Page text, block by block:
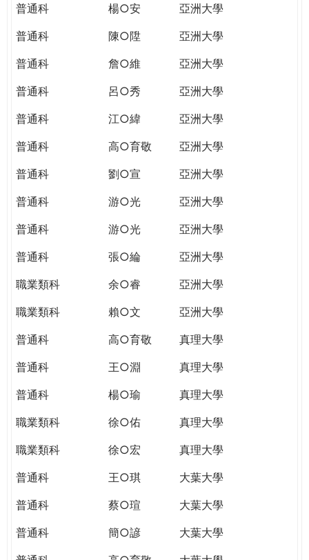
普通科
楊○安
亞洲大學
普通科
陳○陞
亞洲大學
普通科
詹○維
亞洲大學
普通科
呂○秀
亞洲大學
普通科
江○緯
亞洲大學
普通科
高○育敬
亞洲大學
普通科
劉○宣
亞洲大學
普通科
游○光
亞洲大學
普通科
游○光
亞洲大學
普通科
張○綸
亞洲大學
職業類科
余○睿
亞洲大學
職業類科
賴○文
亞洲大學
普通科
高○育敬
真理大學
普通科
王○淵
真理大學
普通科
楊○瑜
真理大學
職業類科
徐○佑
真理大學
職業類科
徐○宏
真理大學
普通科
王○琪
大葉大學
普通科
蔡○瑄
大葉大學
普通科
簡○諺
大葉大學